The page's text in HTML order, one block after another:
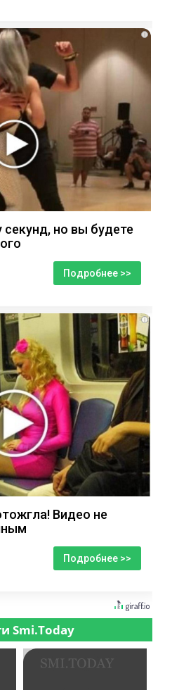
i
секунд, но вы будете
Подробнее >>
i
Видео не
Подробнее >>